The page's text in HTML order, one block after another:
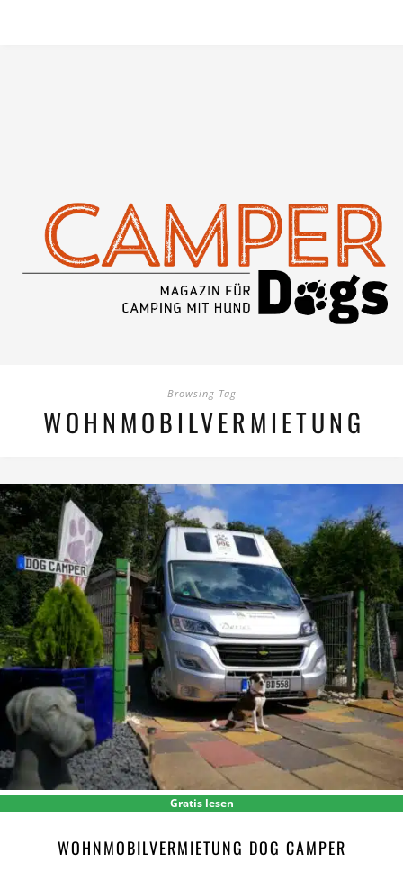
Browsing Tag
WOHNMOBILVERMIETUNG
Gratis lesen
WOHNMOBILVERMIETUNG DOG CAMPER